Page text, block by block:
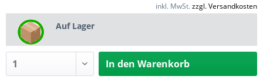
inkl. MwSt.zzgl. Versandkosten
Auf Lager
In den Warenkorb